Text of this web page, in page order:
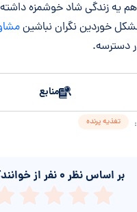
هم یه زندگی شاد خوشمزه
خوردین نگران نباشین
دسترسه.
منابع
تغذیه پرنده
بر اساس نظر ۰ نفر از